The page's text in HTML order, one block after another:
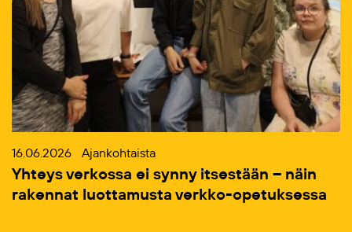
16.06.2026 Ajankohtaista
Yhteys verkossa ei synny itsestään – näin
rakennat luottamusta verkko-opetuksessa